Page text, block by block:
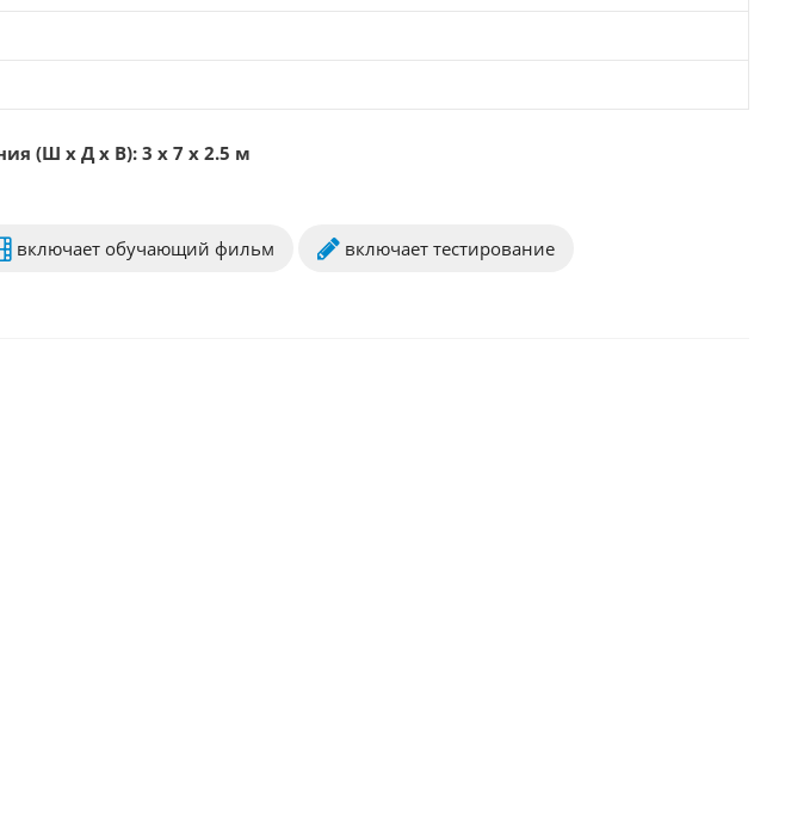
(Ш х Д х В): 3 х 7 х 2.5 м
включает обучающий фильм включает тестирование